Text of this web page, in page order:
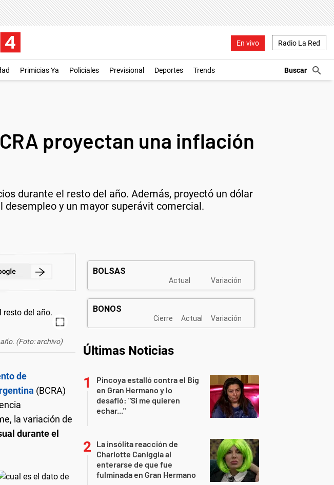
En vivo Radio La Red
Primicias Ya Policiales Previsional Deportes Trends
proyectan una inflación
durante el resto del año. Además, proyectó un dólar
desempleo y un mayor superávit comercial.
(Foto: archivo)
de
(BCRA)
la variación de
durante el
Últimas Noticias
Pincoya estalló contra el Big
en Gran Hermano y lo
desafió: "Si me quieren
echar..."
La insólita reacción de
Charlotte Caniggia al
enterarse de que fue
fulminada en Gran Hermano